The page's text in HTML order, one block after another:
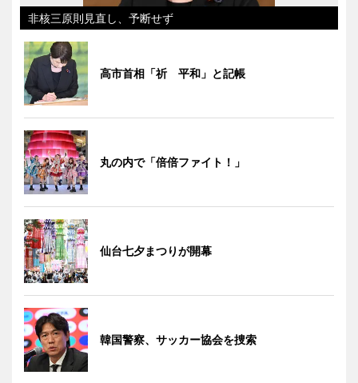
非核三原則見直し、予断せず
高市首相「祈 平和」と記帳
丸の内で「倍倍ファイト！」
仙台七夕まつりが開幕
韓国警察、サッカー協会を捜索